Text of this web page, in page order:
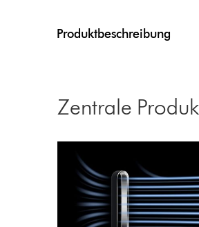
Produktbeschreibung
Zentrale